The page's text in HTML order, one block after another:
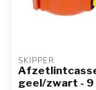
SKIPPER
geel/zwart - 9